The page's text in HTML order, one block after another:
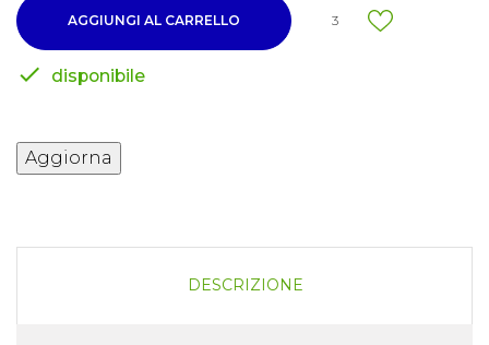
AGGIUNGI AL CARRELLO 3
 disponibile
DESCRIZIONE